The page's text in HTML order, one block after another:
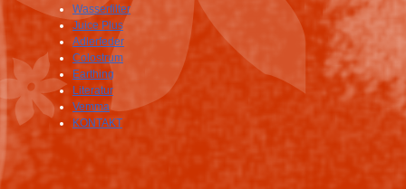
Wasserfilter
Juice Plus
Adlerfeder
Colostrum
Earthing
Literatur
Vemma
KONTAKT